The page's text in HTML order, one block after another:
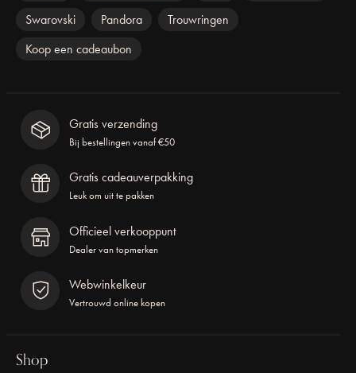
Swarovski
Pandora
Trouwringen
Koop een cadeaubon
Gratis verzending
Bij bestellingen vanaf €50
Gratis cadeauverpakking
Leuk om uit te pakken
Officieel verkooppunt
Dealer van topmerken
Webwinkelkeur
Vertrouwd online kopen
Shop